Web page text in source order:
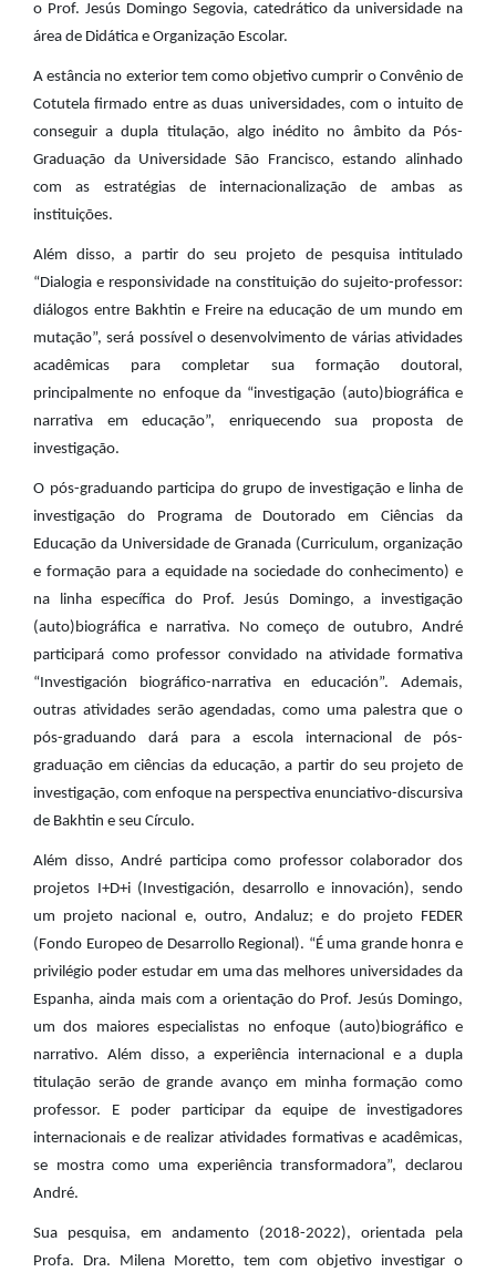
o Prof. Jesús Domingo Segovia, catedrático da universidade na
área de Didática e Organização Escolar.
A estância no exterior tem como objetivo cumprir o Convênio de
Cotutela firmado entre as duas universidades, com o intuito de
conseguir a dupla titulação, algo inédito no âmbito da Pós-
Graduação da Universidade São Francisco, estando alinhado
com as estratégias de internacionalização de ambas as
instituições.
Além disso, a partir do seu projeto de pesquisa intitulado
“Dialogia e responsividade na constituição do sujeito-professor:
diálogos entre Bakhtin e Freire na educação de um mundo em
mutação”, será possível o desenvolvimento de várias atividades
acadêmicas para completar sua formação doutoral,
principalmente no enfoque da “investigação (auto)biográfica e
narrativa em educação”, enriquecendo sua proposta de
investigação.
O pós-graduando participa do grupo de investigação e linha de
investigação do Programa de Doutorado em Ciências da
Educação da Universidade de Granada (Curriculum, organização
e formação para a equidade na sociedade do conhecimento) e
na linha específica do Prof. Jesús Domingo, a investigação
(auto)biográfica e narrativa. No começo de outubro, André
participará como professor convidado na atividade formativa
“Investigación biográfico-narrativa en educación”. Ademais,
outras atividades serão agendadas, como uma palestra que o
pós-graduando dará para a escola internacional de pós-
graduação em ciências da educação, a partir do seu projeto de
investigação, com enfoque na perspectiva enunciativo-discursiva
de Bakhtin e seu Círculo.
Além disso, André participa como professor colaborador dos
projetos I+D+i (Investigación, desarrollo e innovación), sendo
um projeto nacional e, outro, Andaluz; e do projeto FEDER
(Fondo Europeo de Desarrollo Regional). “É uma grande honra e
privilégio poder estudar em uma das melhores universidades da
Espanha, ainda mais com a orientação do Prof. Jesús Domingo,
um dos maiores especialistas no enfoque (auto)biográfico e
narrativo. Além disso, a experiência internacional e a dupla
titulação serão de grande avanço em minha formação como
professor. E poder participar da equipe de investigadores
internacionais e de realizar atividades formativas e acadêmicas,
se mostra como uma experiência transformadora”, declarou
André.
Sua pesquisa, em andamento (2018-2022), orientada pela
Profa. Dra. Milena Moretto, tem com objetivo investigar o